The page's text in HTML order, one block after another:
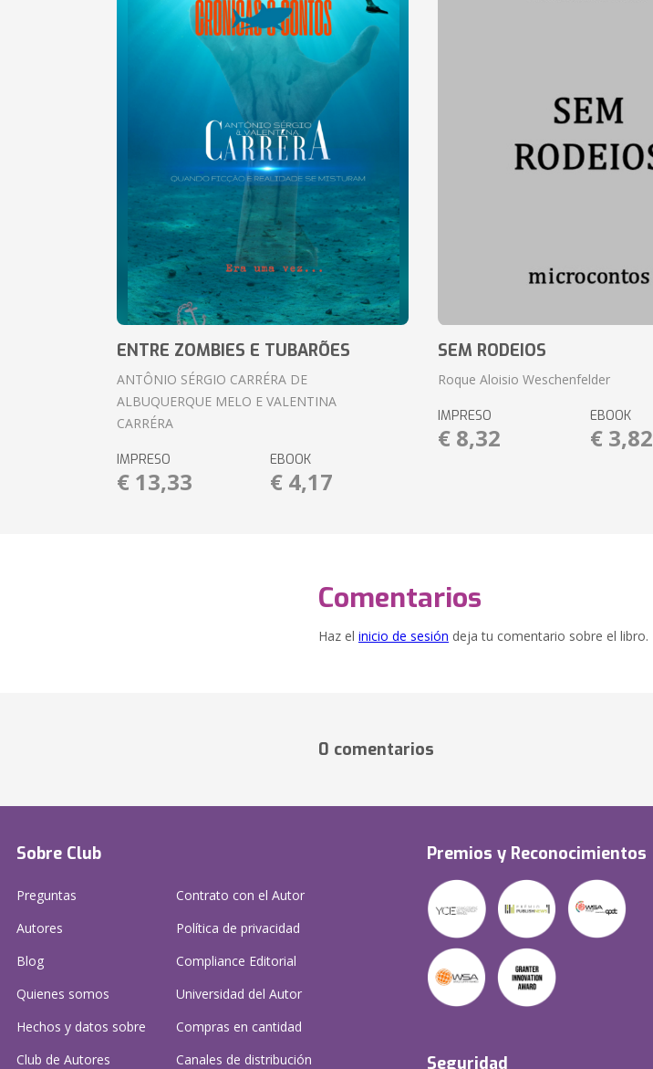
ENTRE ZOMBIES E TUBARÕES
ANTÔNIO SÉRGIO CARRÉRA DE
ALBUQUERQUE MELO E VALENTINA
CARRÉRA
IMPRESO
€ 13,33
EBOOK
€ 4,17
SEM RODEIOS
Roque Aloisio Weschenfelder
IMPRESO
€ 8,32
EBOOK
€ 3,82
Comentarios
Haz el inicio de sesión deja tu comentario sobre el libro.
0 comentarios
Sobre Club
Preguntas
Autores
Blog
Quienes somos
Hechos y datos sobre
Club de Autores
Contrato con el Autor
Política de privacidad
Compliance Editorial
Universidad del Autor
Compras en cantidad
Canales de distribución
Premios y Reconocimientos
Seguridad